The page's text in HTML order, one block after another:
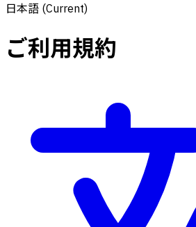
日本語 (Current)
ご利用規約